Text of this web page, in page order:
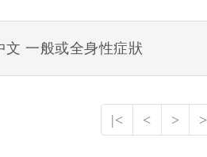
文 一般或全身性症狀
|< < >